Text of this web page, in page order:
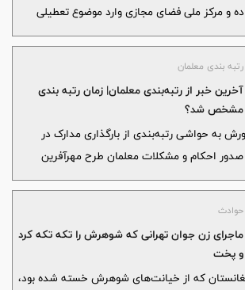
و مرکز ملی فضای مجازی وارد موضوع تعطیلی
رتبه بندی معلمان
آخرین خبر از رتبه‌بندی معلمان| زمان رتبه بندی
مشخص شد؟
به حواشی رتبه‌بندی از بارگذاری مدارک در
صدور احکام و مشکلات معلمان طرح مهرآفرین
حوادث
ماجرای زن جوان تهرانی که شوهرش را تکه تکه کرد
و پخت
که از خیانت‌های شوهرش خسته شده بود،